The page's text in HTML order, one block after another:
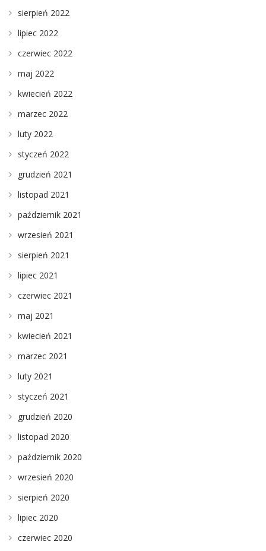
sierpień 2022
lipiec 2022
czerwiec 2022
maj 2022
kwiecień 2022
marzec 2022
luty 2022
styczeń 2022
grudzień 2021
listopad 2021
październik 2021
wrzesień 2021
sierpień 2021
lipiec 2021
czerwiec 2021
maj 2021
kwiecień 2021
marzec 2021
luty 2021
styczeń 2021
grudzień 2020
listopad 2020
październik 2020
wrzesień 2020
sierpień 2020
lipiec 2020
czerwiec 2020